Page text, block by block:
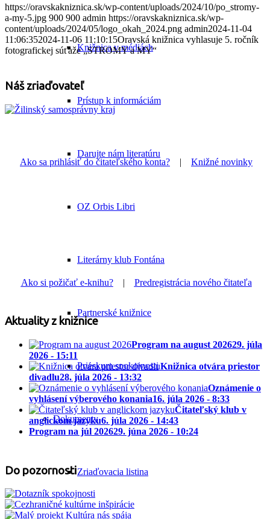
Knižnica v médiách
Prístup k informáciám
Darujte nám literatúru
OZ Orbis Libri
Literárny klub Fontána
Partnerské knižnice
Prieskum spokojnosti
Dokumenty
Zriaďovacia listina
https://oravskakniznica.sk/wp-content/uploads/2024/10/po_stromy-
a-my-5.jpg 900 900 admin https://oravskakniznica.sk/wp-
content/uploads/2024/05/logo_okah_2024.png admin2024-11-04
11:06:352024-11-06 11:10:15Oravská knižnica vyhlasuje 5. ročník
fotografickej súťaže „STROMY a MY“
Náš zriaďovateľ
Ako sa prihlásiť do čitateľského konta? | Knižné novinky
Ako si požičať e-knihu?| Predregistrácia nového čitateľa
Aktuality z knižnice
Program na august 202629. júla
2026 - 15:11
Knižnica otvára priestor
divadlu28. júla 2026 - 13:32
Oznámenie o
vyhlásení výberového konania16. júla 2026 - 8:33
Čitateľský klub v
anglickom jazyku6. júla 2026 - 14:43
Program na júl 202629. júna 2026 - 10:24
Do pozornosti